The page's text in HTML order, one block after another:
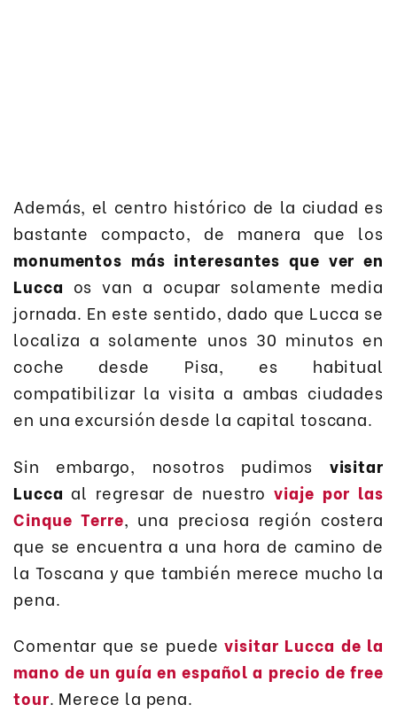
Además, el centro histórico de la ciudad es
bastante compacto, de manera que los
monumentos más interesantes que ver en
Lucca os van a ocupar solamente media
jornada. En este sentido, dado que Lucca se
localiza a solamente unos 30 minutos en
coche desde Pisa, es habitual
compatibilizar la visita a ambas ciudades
en una excursión desde la capital toscana.
Sin embargo, nosotros pudimos visitar
Lucca al regresar de nuestroviaje por las
Cinque Terre, una preciosa región costera
que se encuentra a una hora de camino de
la Toscana y que también merece mucho la
pena.
Comentar que se puedevisitar Lucca de la
mano de un guía en español a precio de free
tour. Merece la pena.